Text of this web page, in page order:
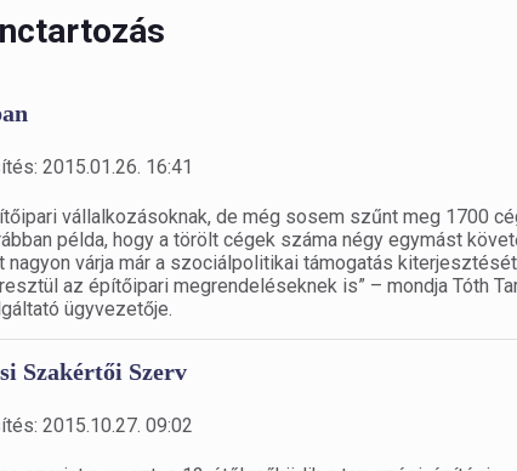
2015.01.26. 16:41
vállalkozásoknak, de még sosem szűnt meg 1700
példa, hogy a törölt cégek száma négy egymást
nagyon várja már a szociálpolitikai támogatás
az építőipari megrendeléseknek is” – mondja Tóth
ügyvezetője.
Szakértői Szerv
2015.10.27. 09:02